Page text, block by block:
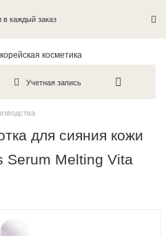
в каждый заказ
Учетная запись
для сияния кожи
Serum Melting Vita